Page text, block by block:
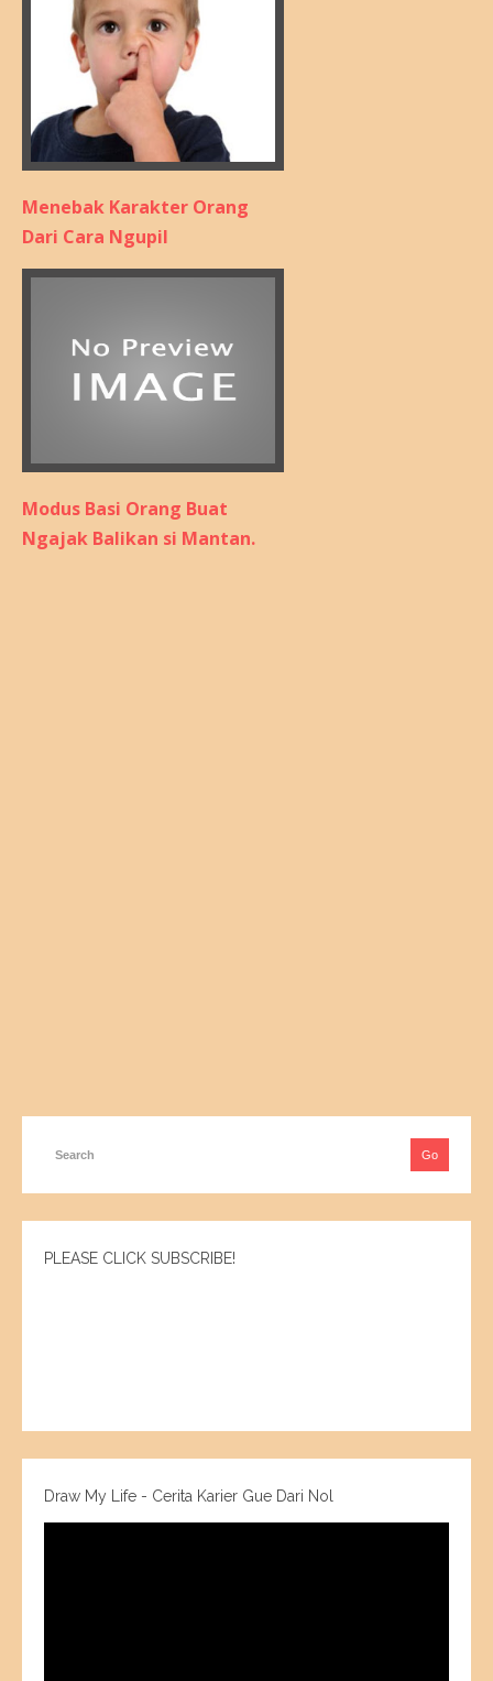
Menebak Karakter Orang
Dari Cara Ngupil
Modus Basi Orang Buat
Ngajak Balikan si Mantan.
PLEASE CLICK SUBSCRIBE!
Draw My Life - Cerita Karier Gue Dari Nol